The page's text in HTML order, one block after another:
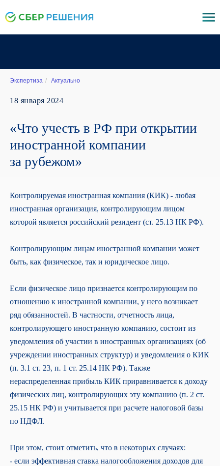
Экспертиза / Актуально
18 января 2024
«Что учесть в РФ при открытии
иностранной компании
за рубежом»
Контролируемая иностранная компания (КИК) - любая
иностранная организация, контролирующим лицом
которой является российский резидент (ст. 25.13 НК РФ).
Контролирующим лицам иностранной компании может
быть, как физическое, так и юридическое лицо.
Если физическое лицо признается контролирующим по
отношению к иностранной компании, у него возникает
ряд обязанностей. В частности, отчетность лица,
контролирующего иностранную компанию, состоит из
уведомления об участии в иностранных организациях (об
учреждении иностранных структур) и уведомления о КИК
(п. 3.1 ст. 23, п. 1 ст. 25.14 НК РФ). Также
нераспределенная прибыль КИК приравнивается к доходу
физических лиц, контролирующих эту компанию (п. 2 ст.
25.15 НК РФ) и учитывается при расчете налоговой базы
по НДФЛ.
При этом, стоит отметить, что в некоторых случаях:
- если эффективная ставка налогообложения доходов для